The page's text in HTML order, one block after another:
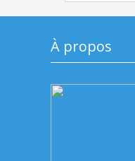
À propos